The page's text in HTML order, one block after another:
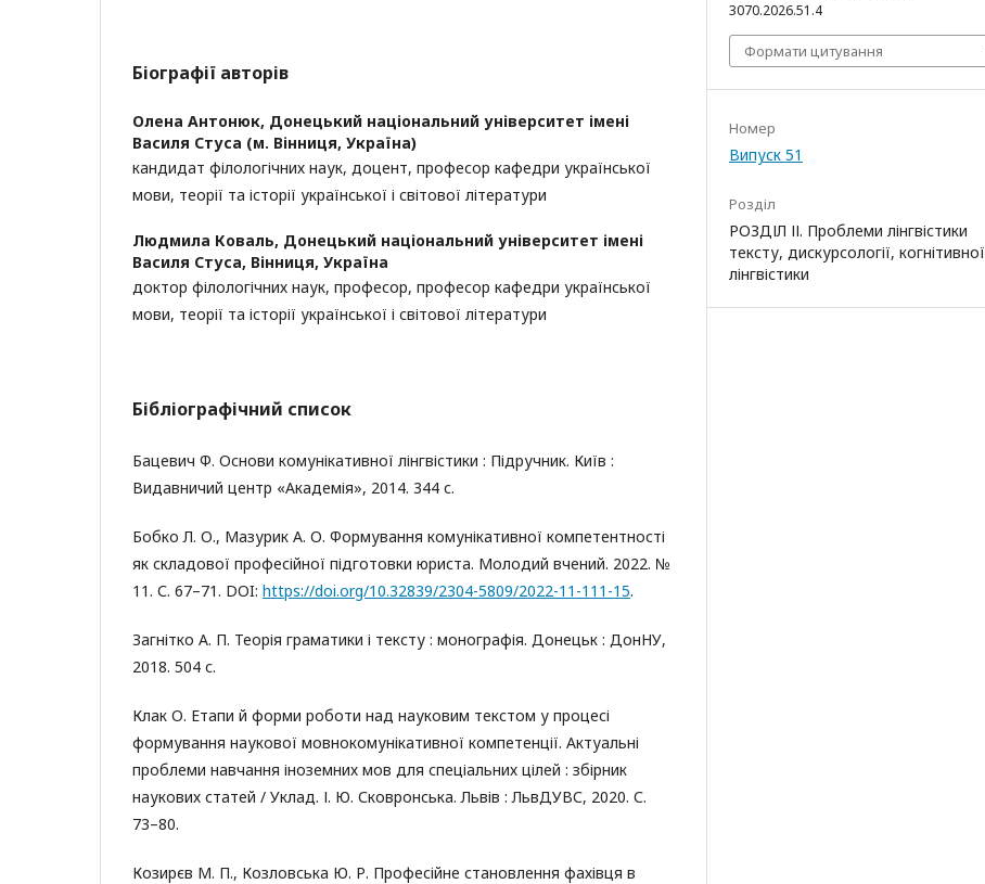
Біографії авторів
Олена Антонюк, Донецький національний університет імені
Василя Стуса (м. Вінниця, Україна)
кандидат філологічних наук, доцент, професор кафедри української
мови, теорії та історії української і світової літератури
Людмила Коваль, Донецький національний університет імені
Василя Стуса, Вінниця, Україна
доктор філологічних наук, професор, професор кафедри української
мови, теорії та історії української і світової літератури
Бібліографічний список
Бацевич Ф. Основи комунікативної лінгвістики : Підручник. Київ :
Видавничий центр «Академія», 2014. 344 с.
Бобко Л. О., Мазурик А. О. Формування комунікативної компетентності
як складової професійної підготовки юриста. Молодий вчений. 2022. №
11. С. 67–71. DOI: https://doi.org/10.32839/2304-5809/2022-11-111-15.
Загнітко А. П. Теорія граматики і тексту : монографія. Донецьк : ДонНУ,
2018. 504 с.
Клак О. Етапи й форми роботи над науковим текстом у процесі
формування наукової мовнокомунікативної компетенції. Актуальні
проблеми навчання іноземних мов для спеціальних цілей : збірник
наукових статей / Уклад. І. Ю. Сковронська. Львів : ЛьвДУВС, 2020. С.
73–80.
Козирєв М. П., Козловська Ю. Р. Професійне становлення фахівця в
3070.2026.51.4
Формати цитування
Номер
Випуск 51
Розділ
РОЗДІЛ ІІ. Проблеми лінгвістики
тексту, дискурсології, когнітивної
лінгвістики